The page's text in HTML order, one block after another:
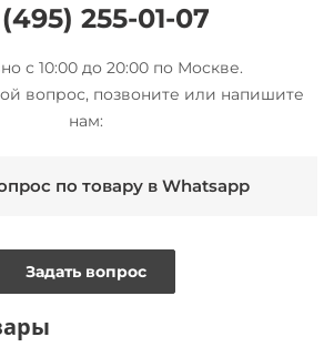
255-01-07
с 10:00 до 20:00 по Москве.
вопрос, позвоните или напишите
нам:
по товару в Whatsapp
Задать вопрос